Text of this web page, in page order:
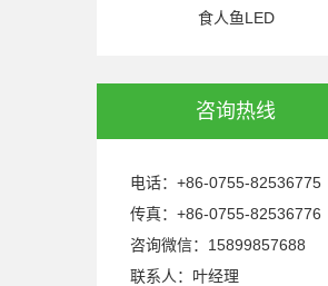
食人鱼LED
咨询热线
电话：+86-0755-82536775
传真：+86-0755-82536776
咨询微信：15899857688
联系人：叶经理